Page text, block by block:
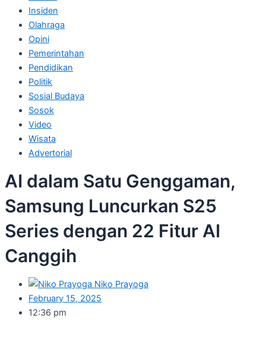
Insiden
Olahraga
Opini
Pemerintahan
Pendidikan
Politik
Sosial Budaya
Sosok
Video
Wisata
Advertorial
AI dalam Satu Genggaman,
Samsung Luncurkan S25
Series dengan 22 Fitur AI
Canggih
Niko Prayoga
February 15, 2025
12:36 pm